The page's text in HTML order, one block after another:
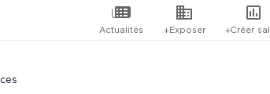
Actualités +Exposer +Créer